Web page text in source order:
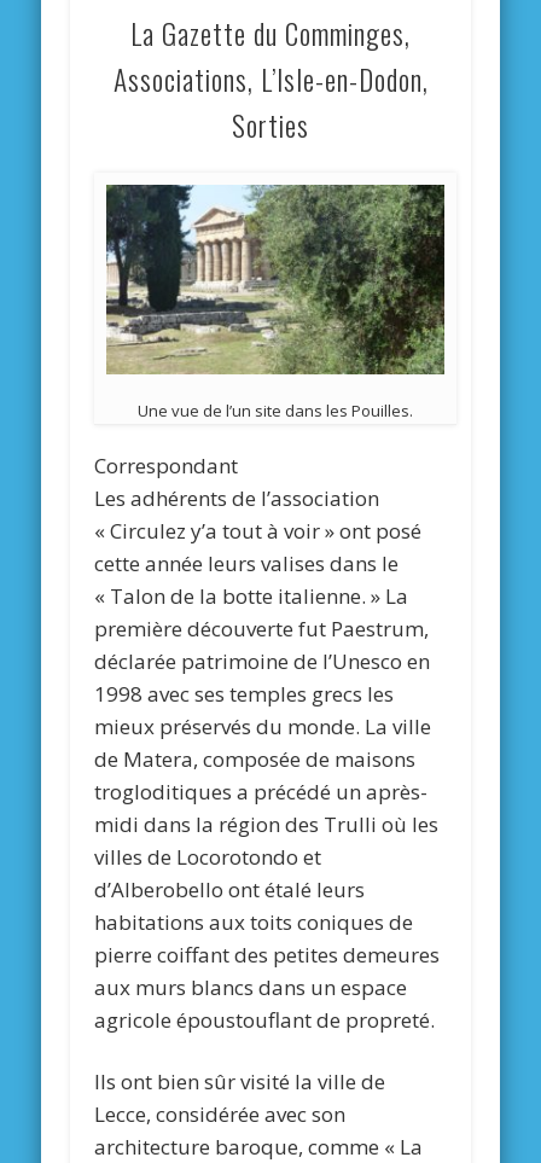
La Gazette du Comminges,
Associations, L’Isle-en-Dodon,
Sorties
Une vue de l’un site dans les Pouilles.
Correspondant
Les adhérents de l’association
« Circulez y’a tout à voir » ont posé
cette année leurs valises dans le
« Talon de la botte italienne. » La
première découverte fut Paestrum,
déclarée patrimoine de l’Unesco en
1998 avec ses temples grecs les
mieux préservés du monde. La ville
de Matera, composée de maisons
trogloditiques a précédé un après-
midi dans la région des Trulli où les
villes de Locorotondo et
d’Alberobello ont étalé leurs
habitations aux toits coniques de
pierre coiffant des petites demeures
aux murs blancs dans un espace
agricole époustouflant de propreté.
Ils ont bien sûr visité la ville de
Lecce, considérée avec son
architecture baroque, comme « La